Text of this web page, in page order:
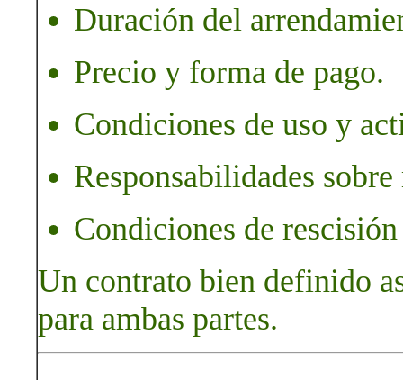
Duración del
Precio y forma de pago.
Condiciones de uso y
Responsabilidades
Condiciones de
Un contrato bien definido
para ambas partes.